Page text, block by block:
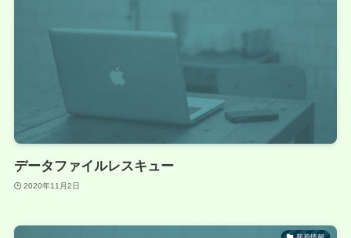
データファイルレスキュー
2020年11月2日